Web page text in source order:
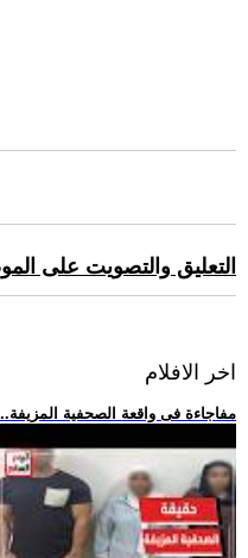
التعليق والتصويت على
اخر الافلام
.. مفاجاءة فى واقعة الصحفية